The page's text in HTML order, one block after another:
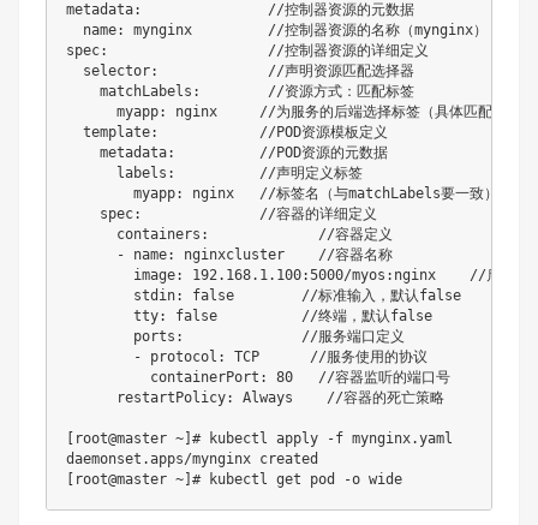
metadata:               //控制器资源的元数据
name: mynginx         //控制器资源的名称（mynginx）
spec:                   //控制器资源的详细定义
selector:             //声明资源匹配选择器
matchLabels:        //资源方式：匹配标签
myapp: nginx     //为服务的后端选择标签（具体匹配的标签
template:            //POD资源模板定义
metadata:          //POD资源的元数据
labels:          //声明定义标签
myapp: nginx   //标签名（与matchLabels要一致）
spec:              //容器的详细定义
containers:             //容器定义
- name: nginxcluster    //容器名称
image: 192.168.1.100:5000/myos:nginx    //启动容器
stdin: false        //标准输入，默认false
tty: false          //终端，默认false
ports:              //服务端口定义
- protocol: TCP      //服务使用的协议
containerPort: 80   //容器监听的端口号
restartPolicy: Always    //容器的死亡策略
[root@master ~]# kubectl apply -f mynginx.yaml
daemonset.apps/mynginx created
[root@master ~]# kubectl get pod -o wide